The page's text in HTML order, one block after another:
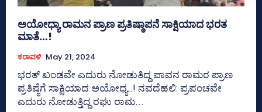
ಅಯೋಧ್ಯಾ ರಾಮನ ಪ್ರಾಣ ಪ್ರತಿಷ್ಠಾಪನೆ ಸಾಕ್ಷಿಯಾದ ಭರತ
ಮಾತೆ…!
ಕರಾವಳಿ May 21, 2024
ಭರತ್ ಖಂಡವೇ ಎದುರು ನೋಡುತಿದ್ದ ಪಾವನ ರಾಮರ ಪ್ರಾಣ
ಪ್ರತಿಷ್ಠೆಗೆ ಸಾಕ್ಷಿಯಾದ ಅಯೋಧ್ಯ…! ನವದೆಹಲಿ: ಪ್ರಪಂಚವೇ
ಎದುರು ನೋಡುತ್ತಿದ್ದ ರಘು ರಾಮ...